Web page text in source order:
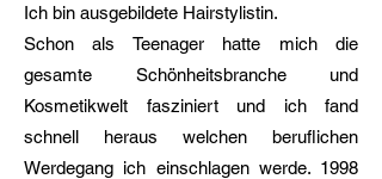
Ich bin ausgebildete Hairstylistin.
Schon als Teenager hatte mich die
gesamte Schönheitsbranche und
Kosmetikwelt fasziniert und ich fand
schnell heraus welchen beruflichen
Werdegang ich einschlagen werde. 1998